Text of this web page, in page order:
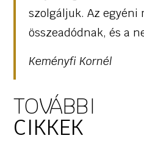
szolgáljuk. Az egyéni
összeadódnak, és a
Keményfi Kornél
TOVÁBBI
CIKKEK